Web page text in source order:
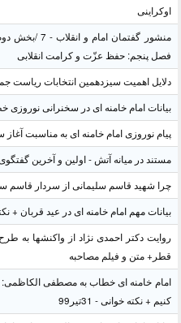
اوکراینی
فصل پنجم: حفظ عزّت و کرامت انقلابی
دلایل اهمیت سیزدهمین انتخابات ریاست
بیانات امام خامنه ای در سخنرانی
پیام نوروزی امام خامنه ای به مناسبت آغاز سال
مستند در میانه آتش - اولین و آخرین
چرا شهید قاسم سلیمانی از سردار قاسم
بیانات مهم امام خامنه ای در عید قربان +
روایت دکتر احمدی نژاد از واکنشها به
قطر+ متن و فیلم مصاحبه
امام خامنه ای خطاب به مصطفی
کنیم + نکته خوانی - 31تیر99